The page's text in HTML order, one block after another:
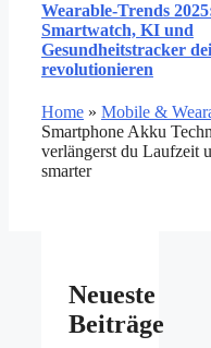
Wearable-Trends
Smartwatch, KI und
Gesundheitstracker
revolutionieren
Home » Mobile &
Smartphone Akku
verlängerst du Laufzeit
smarter
Neueste
Beiträge